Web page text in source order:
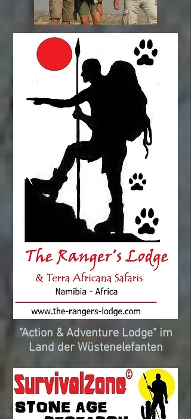
"Action & Adventure Lodge" im
Land der Wüstenelefanten